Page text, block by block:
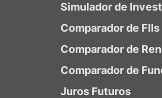
Simulador de
Comparador de FIIs
Comparador de
Comparador de
Juros Futuros